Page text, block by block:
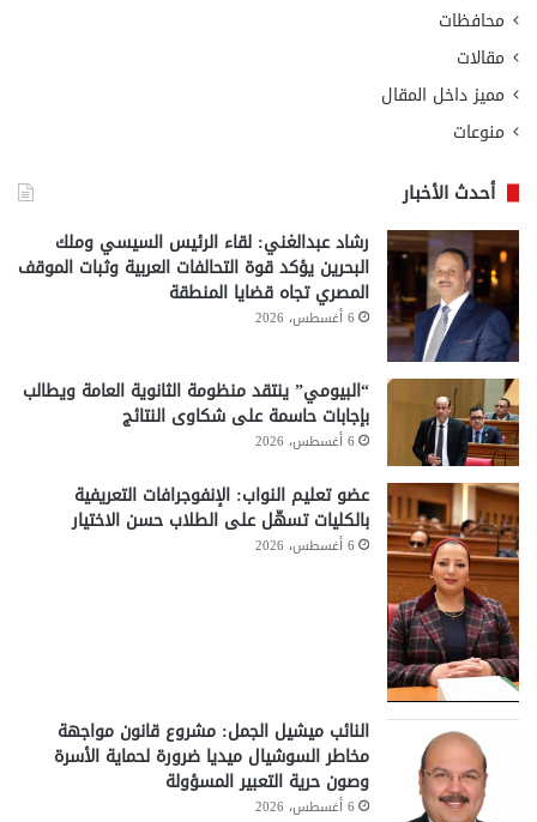
محافظات
مقالات
مميز داخل المقال
منوعات
أحدث الأخبار
رشاد عبدالغني: لقاء الرئيس السيسي وملك
البحرين يؤكد قوة التحالفات العربية وثبات الموقف
المصري تجاه قضايا المنطقة
6 أغسطس، 2026
“البيومي” ينتقد منظومة الثانوية العامة ويطالب
بإجابات حاسمة على شكاوى النتائج
6 أغسطس، 2026
عضو تعليم النواب: الإنفوجرافات التعريفية
بالكليات تسهّل على الطلاب حسن الاختيار
6 أغسطس، 2026
النائب ميشيل الجمل: مشروع قانون مواجهة
مخاطر السوشيال ميديا ضرورة لحماية الأسرة
وصون حرية التعبير المسؤولة
6 أغسطس، 2026